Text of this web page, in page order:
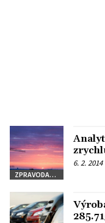
ZPRAVODAJSTVÍ
6. 2. 2014